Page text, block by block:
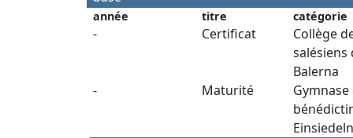
année titre catégorie
- Certificat
Collège
salésiens
Balerna
- Maturité
Gymnase
Einsiedeln